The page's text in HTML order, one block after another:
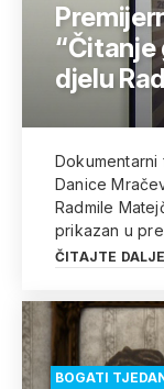
“Čitanje
djelu
Dokumentarni
Danice
Radmile
prikazan u
ČITAJTE DALJE
BOGATI